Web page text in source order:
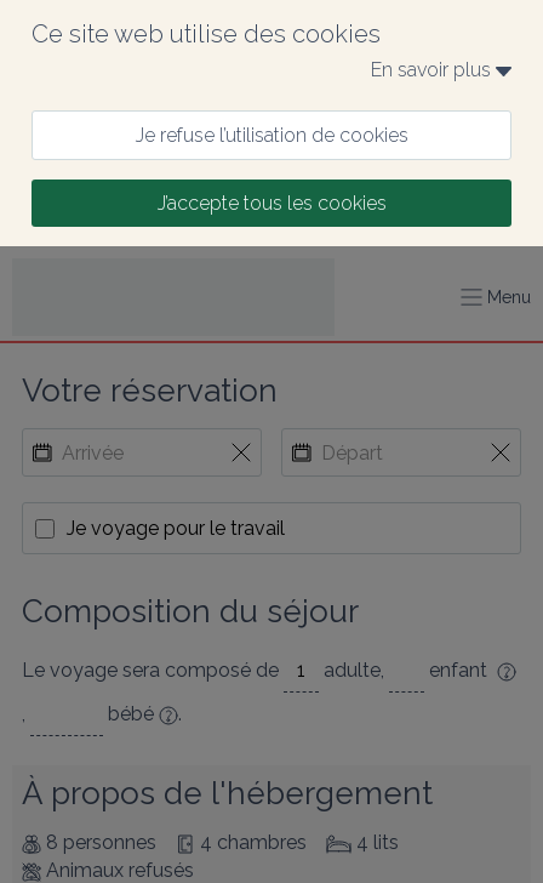
Ce site web utilise des cookies
En savoir plus
Je refuse l’utilisation de cookies
J’accepte tous les cookies
Menu
Votre réservation
Je voyage pour le travail
Composition du séjour
Le voyage sera composé de adulte,
enfant
,
bébé .
À propos de l'hébergement
8 personnes 4 chambres
4 lits
Animaux refusés